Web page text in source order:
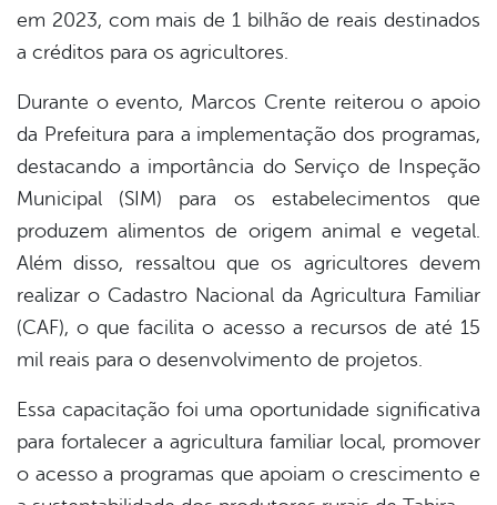
em 2023, com mais de 1 bilhão de reais destinados
a créditos para os agricultores.
Durante o evento, Marcos Crente reiterou o apoio
da Prefeitura para a implementação dos programas,
destacando a importância do Serviço de Inspeção
Municipal (SIM) para os estabelecimentos que
produzem alimentos de origem animal e vegetal.
Além disso, ressaltou que os agricultores devem
realizar o Cadastro Nacional da Agricultura Familiar
(CAF), o que facilita o acesso a recursos de até 15
mil reais para o desenvolvimento de projetos.
Essa capacitação foi uma oportunidade significativa
para fortalecer a agricultura familiar local, promover
o acesso a programas que apoiam o crescimento e